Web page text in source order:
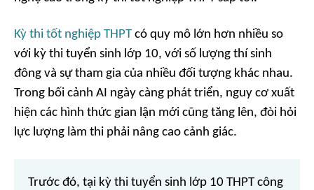
Kỳ thi tốt nghiệp THPT có quy mô lớn hơn nhiều so
với kỳ thi tuyển sinh lớp 10, với số lượng thí sinh
đông và sự tham gia của nhiều đối tượng khác nhau.
Trong bối cảnh AI ngày càng phát triển, nguy cơ xuất
hiện các hình thức gian lận mới cũng tăng lên, đòi hỏi
lực lượng làm thi phải nâng cao cảnh giác.
Trước đó, tại kỳ thi tuyển sinh lớp 10 THPT công